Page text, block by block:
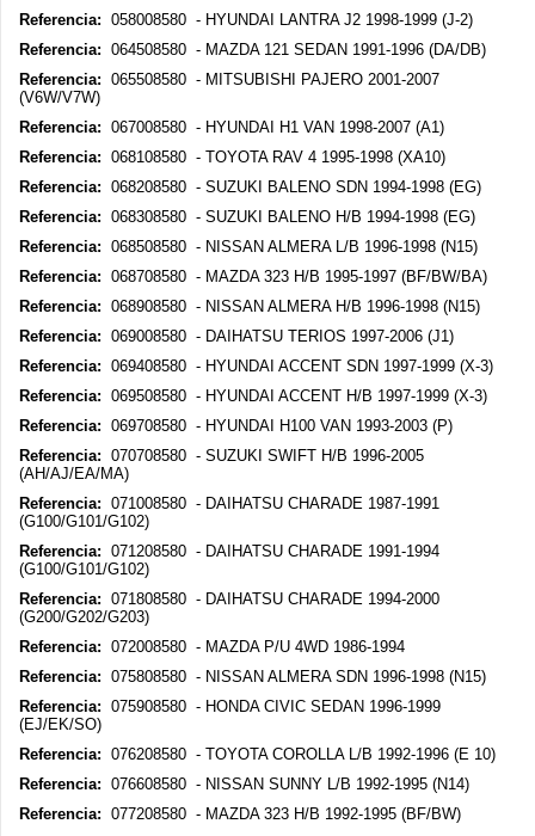
Referencia: 058008580 - HYUNDAI LANTRA J2 1998-1999 (J-2)
Referencia: 064508580 - MAZDA 121 SEDAN 1991-1996 (DA/DB)
Referencia: 065508580 - MITSUBISHI PAJERO 2001-2007
(V6W/V7W)
Referencia: 067008580 - HYUNDAI H1 VAN 1998-2007 (A1)
Referencia: 068108580 - TOYOTA RAV 4 1995-1998 (XA10)
Referencia: 068208580 - SUZUKI BALENO SDN 1994-1998 (EG)
Referencia: 068308580 - SUZUKI BALENO H/B 1994-1998 (EG)
Referencia: 068508580 - NISSAN ALMERA L/B 1996-1998 (N15)
Referencia: 068708580 - MAZDA 323 H/B 1995-1997 (BF/BW/BA)
Referencia: 068908580 - NISSAN ALMERA H/B 1996-1998 (N15)
Referencia: 069008580 - DAIHATSU TERIOS 1997-2006 (J1)
Referencia: 069408580 - HYUNDAI ACCENT SDN 1997-1999 (X-3)
Referencia: 069508580 - HYUNDAI ACCENT H/B 1997-1999 (X-3)
Referencia: 069708580 - HYUNDAI H100 VAN 1993-2003 (P)
Referencia: 070708580 - SUZUKI SWIFT H/B 1996-2005
(AH/AJ/EA/MA)
Referencia: 071008580 - DAIHATSU CHARADE 1987-1991
(G100/G101/G102)
Referencia: 071208580 - DAIHATSU CHARADE 1991-1994
(G100/G101/G102)
Referencia: 071808580 - DAIHATSU CHARADE 1994-2000
(G200/G202/G203)
Referencia: 072008580 - MAZDA P/U 4WD 1986-1994
Referencia: 075808580 - NISSAN ALMERA SDN 1996-1998 (N15)
Referencia: 075908580 - HONDA CIVIC SEDAN 1996-1999
(EJ/EK/SO)
Referencia: 076208580 - TOYOTA COROLLA L/B 1992-1996 (E 10)
Referencia: 076608580 - NISSAN SUNNY L/B 1992-1995 (N14)
Referencia: 077208580 - MAZDA 323 H/B 1992-1995 (BF/BW)